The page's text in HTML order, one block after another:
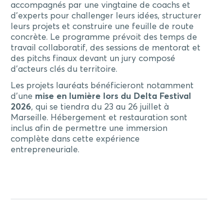
accompagnés par une vingtaine de coachs et
d’experts pour challenger leurs idées, structurer
leurs projets et construire une feuille de route
concrète. Le programme prévoit des temps de
travail collaboratif, des sessions de mentorat et
des pitchs finaux devant un jury composé
d’acteurs clés du territoire.
Les projets lauréats bénéficieront notamment
d’une mise en lumière lors du Delta Festival
2026, qui se tiendra du 23 au 26 juillet à
Marseille. Hébergement et restauration sont
inclus afin de permettre une immersion
complète dans cette expérience
entrepreneuriale.